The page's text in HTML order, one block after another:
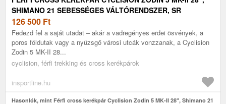
SHIMANO 21 SEBESSÉGES VÁLTÓRENDSZER, SR
SUNTOUR M3010 RUGÓS VILLA, CHAOYANG MAKO
SHARK GUMIABRONCSOK
126 500 Ft
Fedezd fel a saját utadat – akár a vadregényes erdei ösvények, a
poros földutak vagy a nyüzsgő városi utcák vonzzanak, a Cyclision
Zodin 5 MK-II 28...
cyclision, férfi trekking és cross kerékpárok
insportline.hu
Hasonlók, mint Férfi cross kerékpár Cyclision Zodin 5 MK-II 28", Shimano 21